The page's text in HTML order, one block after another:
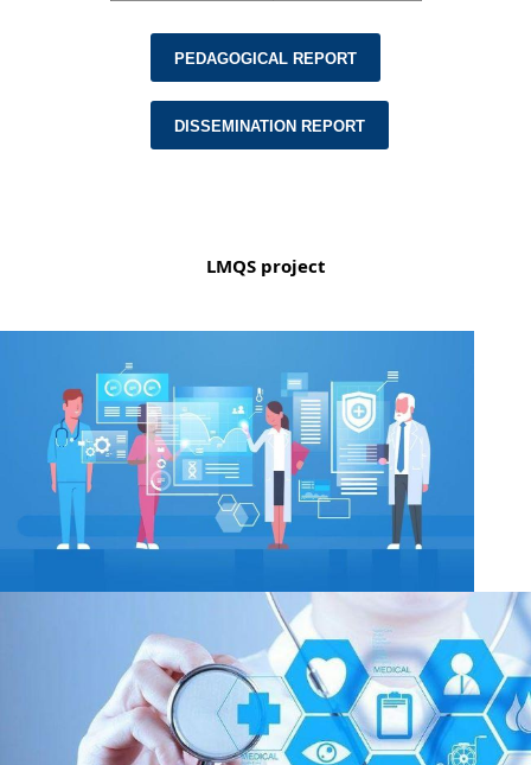
PEDAGOGICAL REPORT
DISSEMINATION REPORT
LMQS project